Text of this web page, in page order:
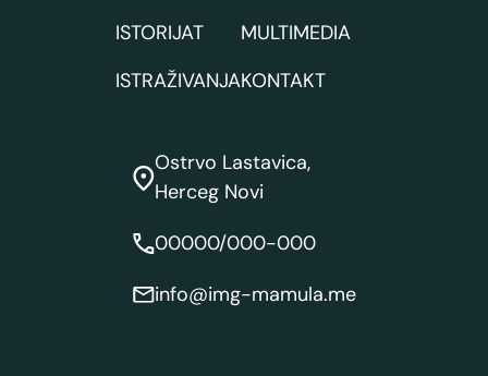
ISTORIJAT
ISTRAŽIVANJA
MULTIMEDIA
KONTAKT
Ostrvo Lastavica,
Herceg Novi
00000/000-000
info@img-mamula.me